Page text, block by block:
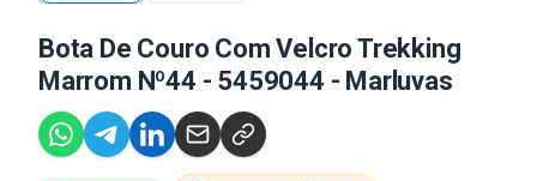
Bota De Couro Com Velcro Trekking
Marrom Nº44 - 5459044 - Marluvas